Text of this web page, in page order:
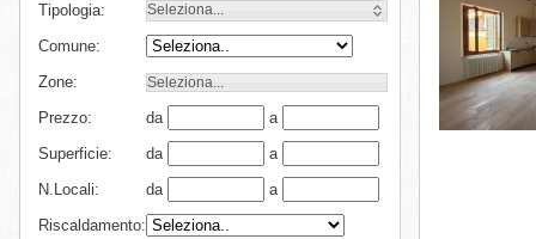
Tipologia:
Seleziona...
Comune:
Zone:
Seleziona...
Prezzo: da
a
Superficie:
da
a
N.Locali:
da
a
Riscaldamento: